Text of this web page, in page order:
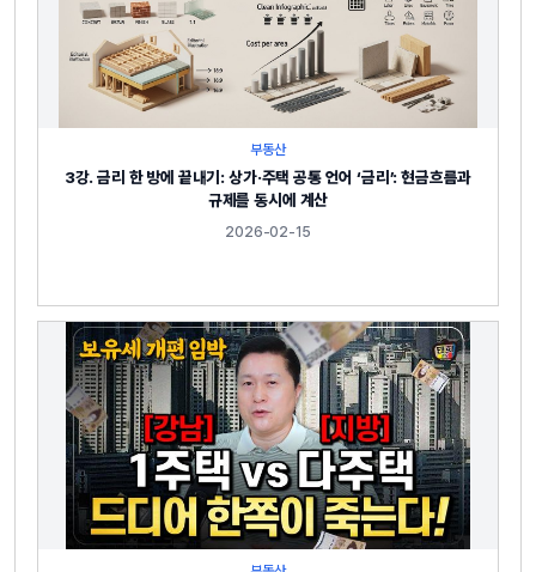
부동산
3강. 금리 한 방에 끝내기: 상가·주택 공통 언어 ‘금리’: 현금흐름과
규제를 동시에 계산
2026-02-15